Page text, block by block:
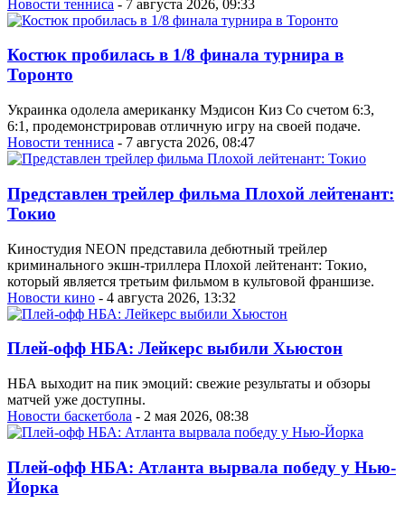
Новости тенниса - 7 августа 2026, 09:33
Костюк пробилась в 1/8 финала турнира в
Торонто
Украинка одолела американку Мэдисон Киз Со счетом 6:3,
6:1, продемонстрировав отличную игру на своей подаче.
Новости тенниса - 7 августа 2026, 08:47
Представлен трейлер фильма Плохой лейтенант:
Токио
Киностудия NEON представила дебютный трейлер
криминального экшн-триллера Плохой лейтенант: Токио,
который является третьим фильмом в культовой франшизе.
Новости кино - 4 августа 2026, 13:32
Плей-офф НБА: Лейкерс выбили Хьюстон
НБА выходит на пик эмоций: свежие результаты и обзоры
матчей уже доступны.
Новости баскетбола - 2 мая 2026, 08:38
Плей-офф НБА: Атланта вырвала победу у Нью-
Йорка